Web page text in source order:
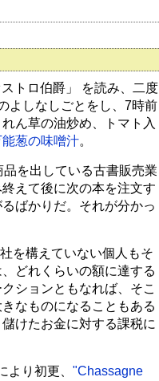
トロ伯爵」 を読み、二度
よしなしごとをし、7時前
ん草の油炒め、トマト入
葱の味噌汁。
を出している古書販売業
えて後に次の本を注文す
ばかりだ。それが分かっ
を構えていない個人もそ
どれくらいの額に達する
ションともなれば、そこ
なものになることもある
けたお金に対する課税に
より初更、 "Chassagne